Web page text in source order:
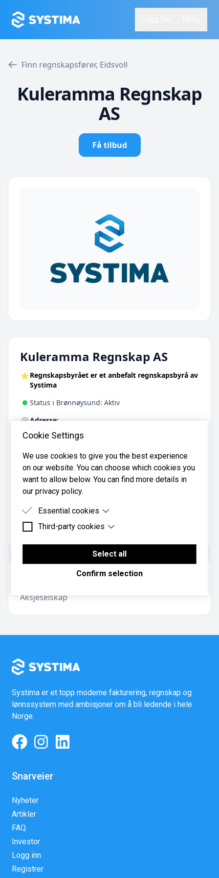
Finn regnskapsfører, Eidsvoll
Kuleramma Regnskap
AS
Få tilbud
Kuleramma Regnskap AS
Regnskapsbyrået er et anbefalt regnskapsbyrå av
Systima
Status i Brønnøysund: Aktiv
Adresse:
Flaenbakken 2F, 2070 Råholt
934 45 670
Mobil:
934 45 670
Kuleramma Regnskap AS er registrert i
Brønnøysundregistrene
916657161
Om regnskapsbyrået
Aksjeselskap
Cookie Settings
We use cookies to give you the best experience
on our website. You can choose which cookies you
want to allow below. You can find more details in
our privacy policy.
Essential cookies
Essential cookies are cookies that are needed for
Third-party cookies
Third-party cookies are cookies set by third-party
software to enable features such as Google
Maps.
Select all
Confirm selection
Systima er et topp moderne fakturering, regnskap og
lønnssystem med ambisjoner om å bli ledende i hele
Norge.
Snarveier
Nyheter
Artikler
FAQ
Investor
Logg inn
Registrer